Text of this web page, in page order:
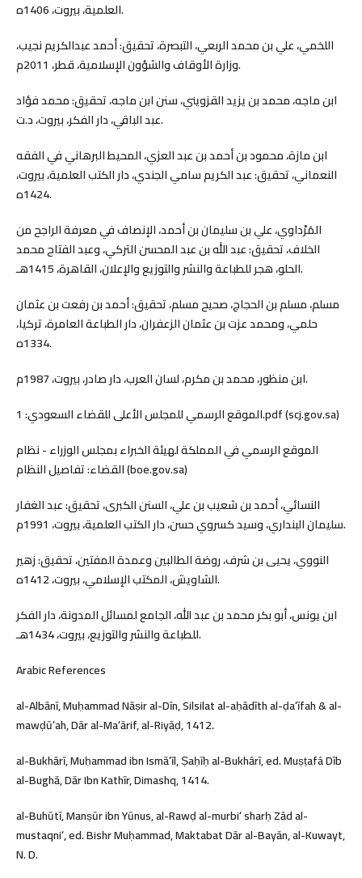
العلمية، بيروت، 1406ه.
اللخمي، علي بن محمد الربعي، التبصرة، تحقيق: أحمد عبدالكريم نجيب،
وزارة الأوقاف والشؤون الإسلامية، قطر، 2011م.
ابن ماجه، محمد بن يزيد القزويني، سنن ابن ماجه، تحقيق: محمد فؤاد
عبد الباقي، دار الفكر، بيروت، د.ت.
ابن مازة، محمود بن أحمد بن عبد العزي، المحيط البرهاني في الفقه
النعماني، تحقيق: عبد الكريم سامي الجندي، دار الكتب العلمية، بيروت،
1424ه.
المَرْداوي، علي بن سليمان بن أحمد، الإنصاف في معرفة الراجح من
الخلاف، تحقيق: عبد الله بن عبد المحسن التركي، وعبد الفتاح محمد
الحلو، هجر للطباعة والنشر والتوزيع والإعلان، القاهرة، 1415هـ.
مسلم، مسلم بن الحجاج، صحيح مسلم، تحقيق: أحمد بن رفعت بن عثمان
حلمي، ومحمد عزت بن عثمان الزعفران، دار الطباعة العامرة، تركيا،
1334ه.
ابن منظور، محمد بن مكرم، لسان العرب، دار صادر، بيروت، 1987م.
الموقع الرسمي للمجلس الأعلى للقضاء السعودي: 1.pdf (scj.gov.sa)
الموقع الرسمي في المملكة لهيئة الخبراء بمجلس الوزراء - نظام
القضاء: تفاصيل النظام (boe.gov.sa)
النسائي، أحمد بن شعيب بن علي، السنن الكبرى، تحقيق: عبد الغفار
سليمان البنداري، وسيد كسروي حسن، دار الكتب العلمية، بيروت، 1991م.
النووي، يحيى بن شرف، روضة الطالبين وعمدة المفتين، تحقيق: زهير
الشاويش، المكتب الإسلامي، بيروت، 1412ه.
ابن يونس، أبو بكر محمد بن عبد الله، الجامع لمسائل المدونة، دار الفكر
للطباعة والنشر والتوزيع، بيروت، 1434هـ.
Arabic References
al-Albānī, Muḥammad Nāṣir al-Dīn, Silsilat al-aḥādīth al-ḍaʻīfah & al-
mawḍūʻah, Dār al-Maʻārif, al-Riyāḍ, 1412.
al-Bukhārī, Muḥammad ibn Ismāʻīl, Ṣaḥīḥ al-Bukhārī, ed. Muṣṭafá Dīb
al-Bughā, Dār Ibn Kathīr, Dimashq, 1414.
al-Buhūtī, Manṣūr ibn Yūnus, al-Rawḍ al-murbiʻ sharḥ Zād al-
mustaqniʻ, ed. Bishr Muḥammad, Maktabat Dār al-Bayān, al-Kuwayt,
N. D.